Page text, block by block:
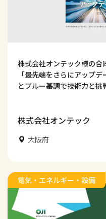
株式会社オンテック様の合
「最先端をさらにアップ
とブルー基調で技術力と
株式会社オンテック
大阪府
電気・エネルギー・設備